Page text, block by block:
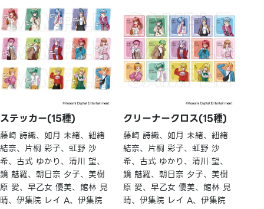
ステッカー(15種)
藤崎 詩織、如月 未緒、紐緒
結奈、片桐 彩子、虹野 沙
希、古式 ゆかり、清川 望、
鏡 魅羅、朝日奈 夕子、美樹
原 愛、早乙女 優美、館林 見
晴、伊集院 レイ A、伊集院
クリーナークロス(15種)
藤崎 詩織、如月 未緒、紐緒
結奈、片桐 彩子、虹野 沙
希、古式 ゆかり、清川 望、
鏡 魅羅、朝日奈 夕子、美樹
原 愛、早乙女 優美、館林 見
晴、伊集院 レイ A、伊集院